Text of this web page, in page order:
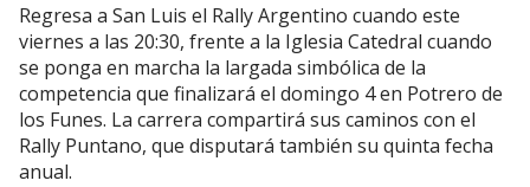
Regresa a San Luis el Rally Argentino cuando este
viernes a las 20:30, frente a la Iglesia Catedral cuando
se ponga en marcha la largada simbólica de la
competencia que finalizará el domingo 4 en Potrero de
los Funes. La carrera compartirá sus caminos con el
Rally Puntano, que disputará también su quinta fecha
anual.